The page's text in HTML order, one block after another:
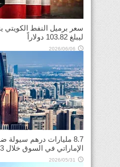
ليبلغ 103.82 دولاراً
2026/06/06
8.7 مليارات درهم سيولة
الإماراتي في السوق خلال 3 أشهر
2026/05/31